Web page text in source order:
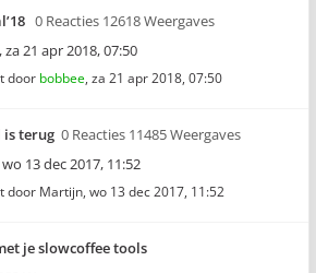
0 Reacties 12618 Weergaves
,za 21 apr 2018, 07:50
door bobbee, za 21 apr 2018, 07:50
is terug 0 Reacties 11485 Weergaves
wo 13 dec 2017, 11:52
door Martijn, wo 13 dec 2017, 11:52
je slowcoffee tools